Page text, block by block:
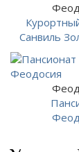
Санвиль